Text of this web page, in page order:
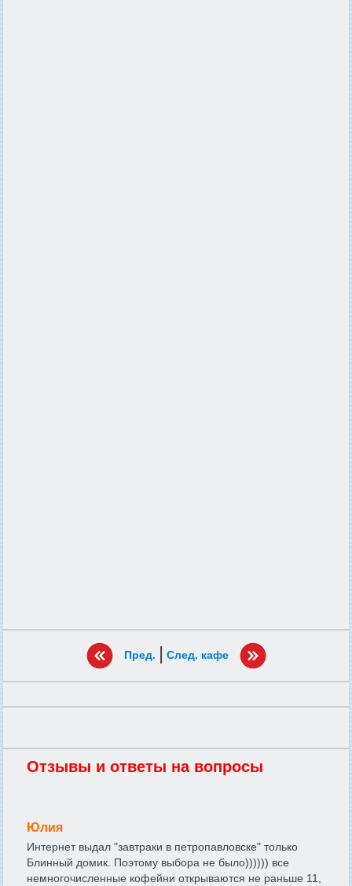
Пред. | След. кафе
Отзывы и ответы на вопросы
Юлия
Интернет выдал "завтраки в петропавловске" только
Блинный домик. Поэтому выбора не было)))))) все
немногочисленные кофейни открываются не раньше 11,